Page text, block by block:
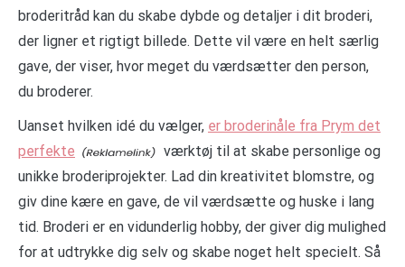
broderitråd kan du skabe dybde og detaljer i dit broderi,
der ligner et rigtigt billede. Dette vil være en helt særlig
gave, der viser, hvor meget du værdsætter den person,
du broderer.
Uanset hvilken idé du vælger, er broderinåle fra Prym det
perfekte
værktøj til at skabe personlige og
unikke broderiprojekter. Lad din kreativitet blomstre, og
giv dine kære en gave, de vil værdsætte og huske i lang
tid. Broderi er en vidunderlig hobby, der giver dig mulighed
for at udtrykke dig selv og skabe noget helt specielt. Så